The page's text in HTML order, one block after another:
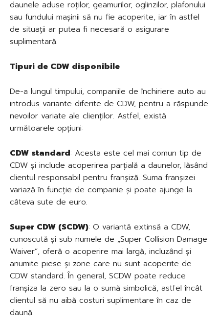
daunele aduse roților, geamurilor, oglinzilor, plafonului
sau fundului mașinii să nu fie acoperite, iar în astfel
de situații ar putea fi necesară o asigurare
suplimentară.
Tipuri de CDW disponibile
De-a lungul timpului, companiile de închiriere auto au
introdus variante diferite de CDW, pentru a răspunde
nevoilor variate ale clienților. Astfel, există
următoarele opțiuni:
CDW standard: Acesta este cel mai comun tip de
CDW și include acoperirea parțială a daunelor, lăsând
clientul responsabil pentru franșiză. Suma franșizei
variază în funcție de companie și poate ajunge la
câteva sute de euro.
Super CDW (SCDW): O variantă extinsă a CDW,
cunoscută și sub numele de „Super Collision Damage
Waiver”, oferă o acoperire mai largă, incluzând și
anumite piese și zone care nu sunt acoperite de
CDW standard. În general, SCDW poate reduce
franșiza la zero sau la o sumă simbolică, astfel încât
clientul să nu aibă costuri suplimentare în caz de
daună.